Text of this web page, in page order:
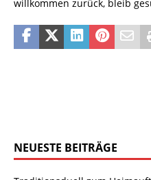
willkommen zurück, bleib
NEUESTE BEITRÄGE